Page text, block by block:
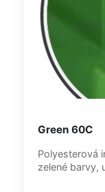
Green 60C
Polyesterová
zelené barvy,